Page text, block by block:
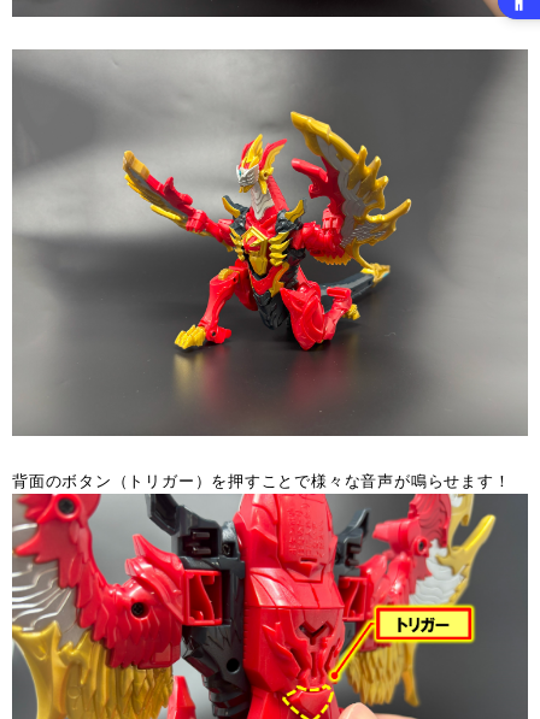
背面のボタン（トリガー）を押すことで様々な音声が鳴らせます！